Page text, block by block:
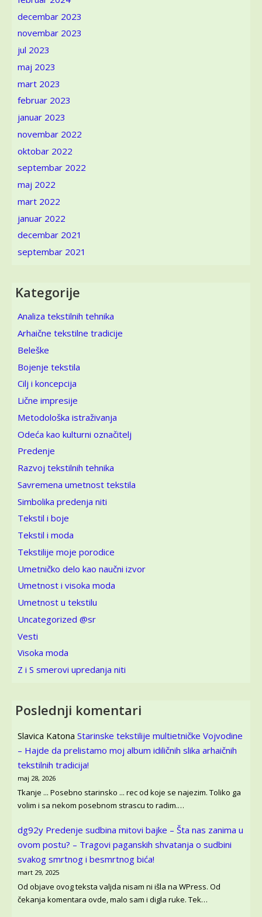
decembar 2023
novembar 2023
jul 2023
maj 2023
mart 2023
februar 2023
januar 2023
novembar 2022
oktobar 2022
septembar 2022
maj 2022
mart 2022
januar 2022
decembar 2021
septembar 2021
Kategorije
Analiza tekstilnih tehnika
Arhaične tekstilne tradicije
Beleške
Bojenje tekstila
Cilj i koncepcija
Lične impresije
Metodološka istraživanja
Odeća kao kulturni označitelj
Predenje
Razvoj tekstilnih tehnika
Savremena umetnost tekstila
Simbolika predenja niti
Tekstil i boje
Tekstil i moda
Tekstilije moje porodice
Umetničko delo kao naučni izvor
Umetnost i visoka moda
Umetnost u tekstilu
Uncategorized @sr
Vesti
Visoka moda
Z i S smerovi upredanja niti
Poslednji komentari
Slavica Katona Starinske tekstilije multietničke Vojvodine
– Hajde da prelistamo moj album idiličnih slika arhaičnih
tekstilnih tradicija!
maj 28, 2026
Tkanje ... Posebno starinsko ... rec od koje se najezim. Toliko ga
volim i sa nekom posebnom strascu to radim.…
dg92y Predenje sudbina mitovi bajke – Šta nas zanima u
ovom postu? – Tragovi paganskih shvatanja o sudbini
svakog smrtnog i besmrtnog bića!
mart 29, 2025
Od objave ovog teksta valjda nisam ni išla na WPress. Od
čekanja komentara ovde, malo sam i digla ruke. Tek…